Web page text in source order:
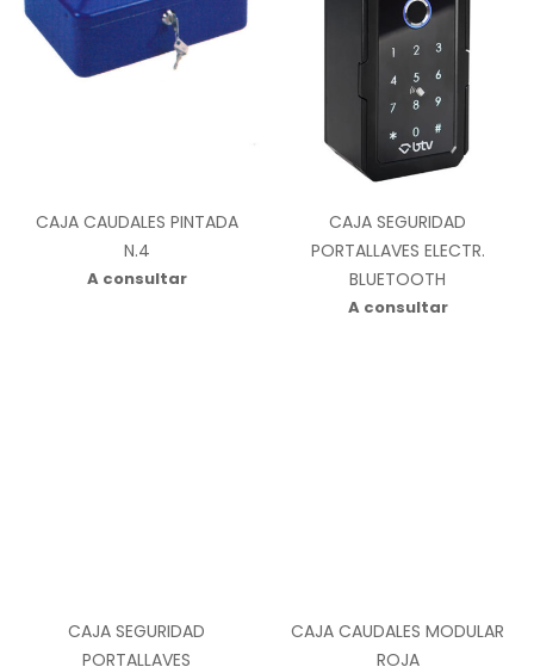
CAJA CAUDALES PINTADA
N.4
A consultar
CAJA SEGURIDAD
PORTALLAVES ELECTR.
BLUETOOTH
A consultar
CAJA SEGURIDAD
PORTALLAVES
CAJA CAUDALES MODULAR
ROJA